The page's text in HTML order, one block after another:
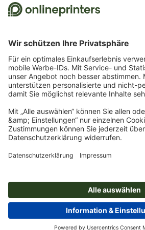
Barauszahlung. Nicht mit weiteren Aktionen
einen Klick bestätigen. Erst dann senden wir Ihnen
unseren Newsletter zu. Natürlich können Sie sich
Maximale Höhe des Rabatts: 150 € des Bestellwerts
Kein Mindestbestellwert. Keine Barauszahlung. Nicht
Gutscheincodes kombinierbar.Der Gutschein ist nach
Warenkorb eintragen und auf ausgewählte Produkte
Mindestbestellwert. Mehrfach einlösbar. Keine
Aktionen kombinierbar. Die Aktion gilt bis
Warenkorb eintragen und auf ausgewählte Produkte